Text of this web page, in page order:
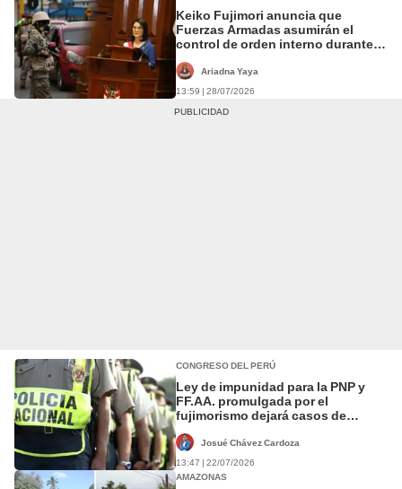
Keiko Fujimori anuncia que
Fuerzas Armadas asumirán el
control de orden interno durante
Ariadna Yaya
13:59 | 28/07/2026
CONGRESO DEL PERÚ
Ley de impunidad para la PNP y
FF.AA. promulgada por el
fujimorismo dejará casos de
justiciaJosué Chávez Cardoza
13:47 | 22/07/2026
AMAZONAS